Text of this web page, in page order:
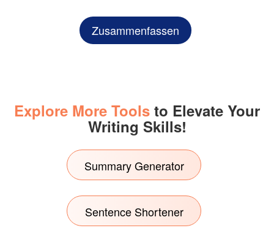
Zusammenfassen
Explore More Tools to Elevate Your
Writing Skills!
Summary Generator
Sentence Shortener